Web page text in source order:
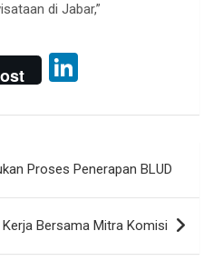
di Jabar,”
ke
dI
n
Proses Penerapan BLUD
Bersama Mitra Komisi